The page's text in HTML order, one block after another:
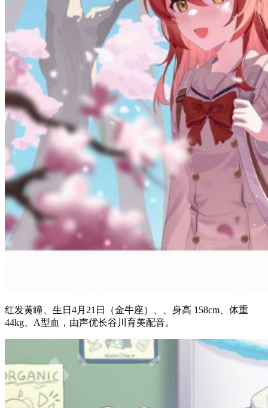
红发黄瞳、生日4月21日（金牛座）、、身高 158cm、体重
44kg、A型血，由声优长谷川育美配音。